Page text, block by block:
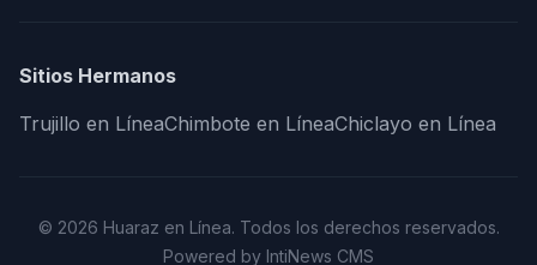
Sitios Hermanos
Trujillo en LíneaChimbote en LíneaChiclayo en Línea
© 2026 Huaraz en Línea. Todos los derechos reservados.
Powered by IntiNews CMS